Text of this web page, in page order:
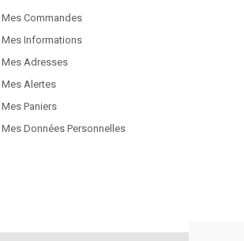
Mes Commandes
Mes Informations
Mes Adresses
Mes Alertes
Mes Paniers
Mes Données Personnelles